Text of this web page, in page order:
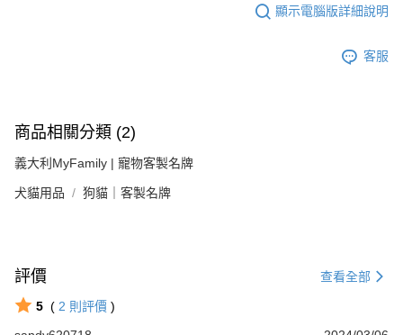
顯示電腦版詳細說明
客服
商品相關分類 (2)
義大利MyFamily | 寵物客製名牌
犬貓用品 狗貓｜客製名牌
評價 查看全部
5 ( 2 則評價 )